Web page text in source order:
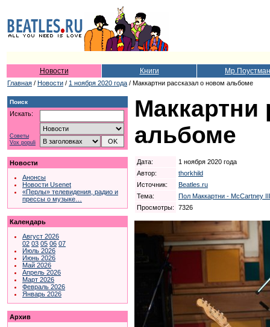
Новости Книги Мр.Поустман
Главная / Новости / 1 ноября 2020 года / Маккартни рассказал о новом альбоме
Поиск
Искать:
Советы
Vox populi
Новости
Анонсы
Новости Usenet
«Перлы» телевидения, радио и
прессы о музыке…
Календарь
Август 2026
02 03 05 06 07
Июль 2026
Июнь 2026
Май 2026
Апрель 2026
Март 2026
Февраль 2026
Январь 2026
Архив
Маккартни
альбоме
Дата:
1 ноября 2020 года
Автор:
thorkhild
Источник:
Beatles.ru
Тема:
Пол Маккартни - McCartney
Просмотры:
7326